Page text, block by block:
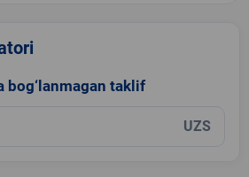
bog‘lanmagan taklif
UZS